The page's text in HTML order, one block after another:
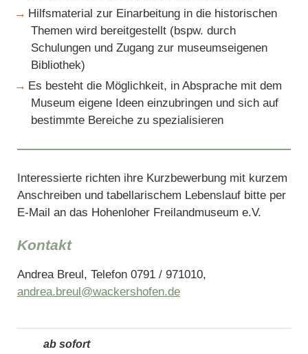
Hilfsmaterial zur Einarbeitung in die historischen
Themen wird bereitgestellt (bspw. durch
Schulungen und Zugang zur museumseigenen
Bibliothek)
Es besteht die Möglichkeit, in Absprache mit dem
Museum eigene Ideen einzubringen und sich auf
bestimmte Bereiche zu spezialisieren
Interessierte richten ihre Kurzbewerbung mit kurzem
Anschreiben und tabellarischem Lebenslauf bitte per
E‑Mail an das Hohenloher Freilandmuseum e.V.
Kontakt
Andrea Breul, Telefon 0791 / 971010,
andrea.breul@wackershofen.de
ab sofort